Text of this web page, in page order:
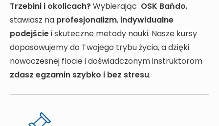
Trzebini i okolicach?Wybierając OSK Bańdo,
stawiasz na profesjonalizm, indywidualne
podejściei skuteczne metody nauki. Nasze kursy
dopasowujemy do Twojego trybu życia, a dzięki
nowoczesnej flocie i doświadczonym instruktorom
zdasz egzamin szybko i bez stresu.